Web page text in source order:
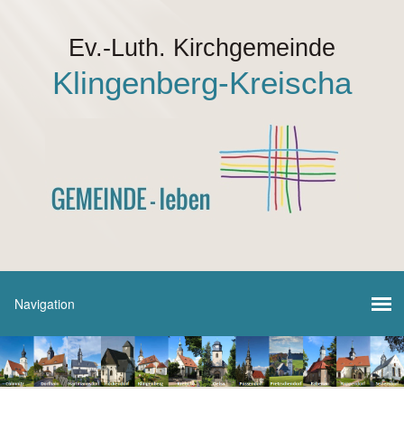
Ev.-Luth. Kirchgemeinde
Klingenberg-Kreischa